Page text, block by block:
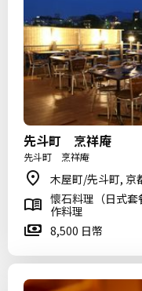
先斗町 烹祥庵
先斗町 烹祥庵
木屋町/先斗町, 京
懷石料理（日式套
作料理
8,500 日幣